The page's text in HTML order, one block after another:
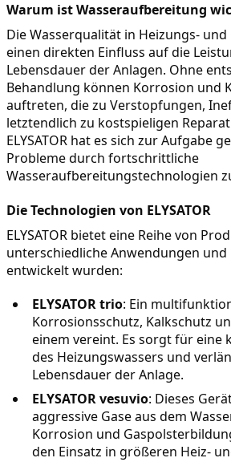
Warum ist Wasseraufbereitung
Die Wasserqualität in Heizungs-
einen direkten Einfluss auf die
Lebensdauer der Anlagen. Ohne
Behandlung können Korrosion und
auftreten, die zu Verstopfungen,
letztendlich zu kostspieligen
ELYSATOR hat es sich zur Aufgabe
Probleme durch fortschrittliche
Wasseraufbereitungstechnologien
Die Technologien von ELYSATOR
ELYSATOR bietet eine Reihe von
unterschiedliche Anwendungen und
entwickelt wurden:
ELYSATOR trio: Ein
Korrosionsschutz, Kalkschutz
einem vereint. Es sorgt für eine
des Heizungswassers und
Lebensdauer der Anlage.
ELYSATOR vesuvio: Dieses
aggressive Gase aus dem
Korrosion und
den Einsatz in größeren Heiz-